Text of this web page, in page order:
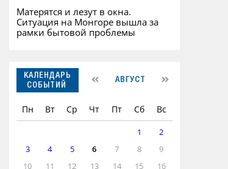
Матерятся и лезут в окна.
Ситуация на Монгоре вышла за
рамки бытовой проблемы
КАЛЕНДАРЬ
СОБЫТИЙ
АВГУСТ
Пн Вт Ср Чт Пт Сб Вс
1
2
3
4 5 6 7 8
9
10
11 12 13 14 15 16